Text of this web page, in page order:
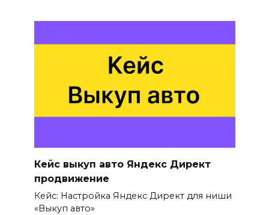
Кейс выкуп авто Яндекс Директ
продвижение
Кейс: Настройка Яндекс Директ для ниши
«Выкуп авто»